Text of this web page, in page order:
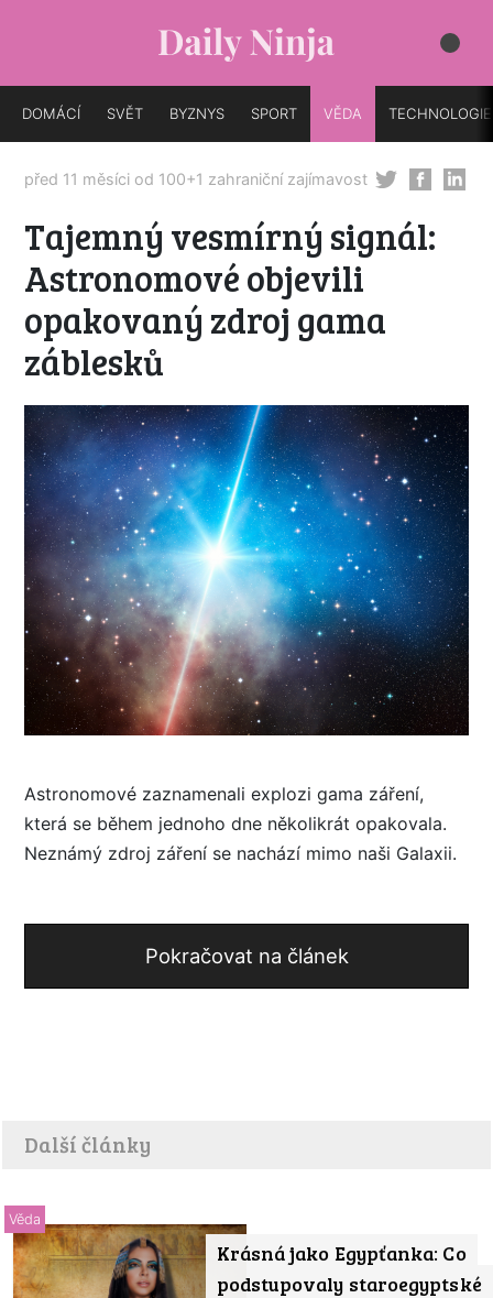
DOMÁCÍ SVĚT BYZNYS SPORT VĚDA TECHNOLOGIE
před 11 měsíci od 100+1 zahraniční zajímavost
Tajemný vesmírný signál:
Astronomové objevili
opakovaný zdroj gama
záblesků
Astronomové zaznamenali explozi gama záření,
která se během jednoho dne několikrát opakovala.
Neznámý zdroj záření se nachází mimo naši Galaxii.
Pokračovat na článek
Další články
Krásná jako Egypťanka: Co
podstupovaly staroegyptské
Věda